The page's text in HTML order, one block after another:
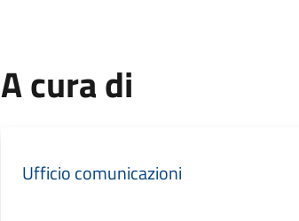
A cura di
Ufficio comunicazioni